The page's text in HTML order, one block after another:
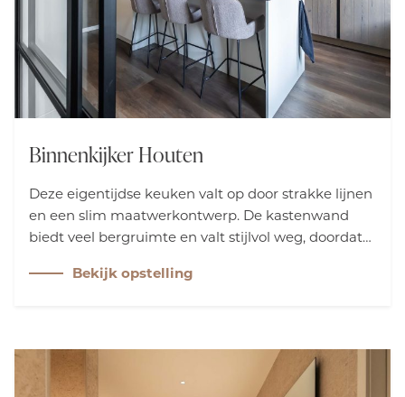
Binnenkijker Houten
Deze eigentijdse keuken valt op door strakke lijnen
en een slim maatwerkontwerp. De kastenwand
biedt veel bergruimte en valt stijlvol weg, doordat
de oven combineren perfect met het warme hout,
Miele bent u van alle gemakken en luxe voorzien.
Bekijk opstelling